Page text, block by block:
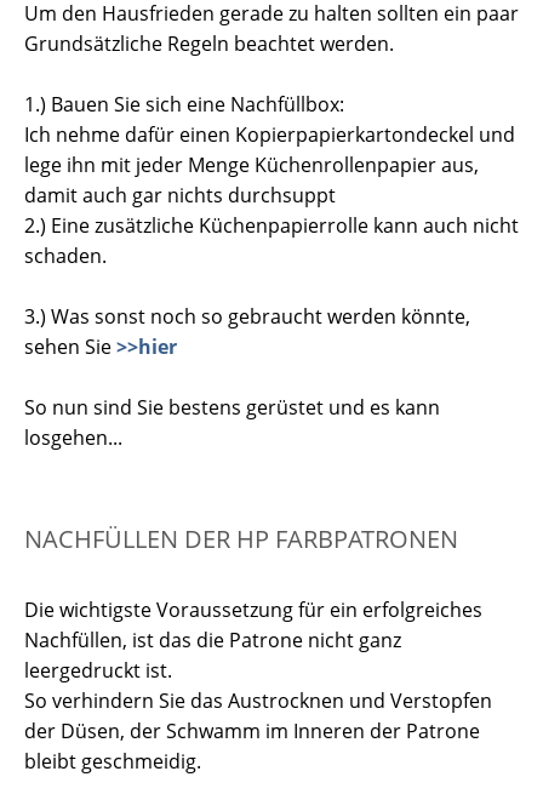
Um den Hausfrieden gerade zu halten sollten ein paar
Grundsätzliche Regeln beachtet werden.
1.) Bauen Sie sich eine Nachfüllbox:
Ich nehme dafür einen Kopierpapierkartondeckel und
lege ihn mit jeder Menge Küchenrollenpapier aus,
damit auch gar nichts durchsuppt
2.) Eine zusätzliche Küchenpapierrolle kann auch nicht
schaden.
3.) Was sonst noch so gebraucht werden könnte,
sehen Sie>>hier
So nun sind Sie bestens gerüstet und es kann
losgehen...
NACHFÜLLEN DER HP FARBPATRONEN
Die wichtigste Voraussetzung für ein erfolgreiches
Nachfüllen, ist das die Patrone nicht ganz
leergedruckt ist.
So verhindern Sie das Austrocknen und Verstopfen
der Düsen, der Schwamm im Inneren der Patrone
bleibt geschmeidig.